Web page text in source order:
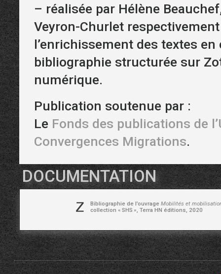
– réalisée par Hélène
Veyron-Churlet
l’enrichissement des textes
bibliographie structurée sur
numérique.
Publication soutenue par :
Le Fonds des publications de
Convergences Migrations.
DOCUMENTATION
Bibliographie de l’ouvrage Mobilités et
collection « SHS », Terra HN éditions, 2020